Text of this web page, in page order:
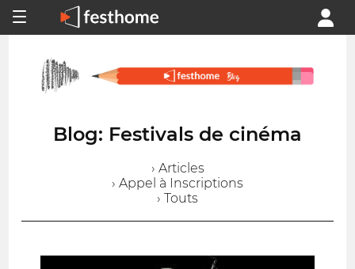
Blog: Festivals de cinéma
› Articles
› Appel à Inscriptions
› Touts